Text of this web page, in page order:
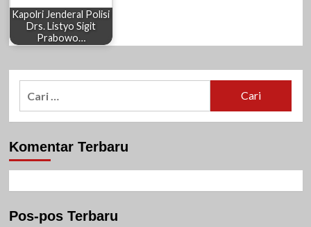
Kapolri Jenderal Polisi
Drs. Listyo Sigit
Prabowo…
Komentar Terbaru
Pos-pos Terbaru